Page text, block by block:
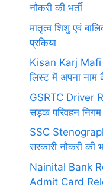
नौकरी की भर्ती
मातृत्व शिशु एवं
प्रकिया
Kisan Karj Mafi
लिस्ट में अपना
GSRTC Driver
सड़क परिवहन
SSC
सरकारी नौकरी की
Nainital Bank
Admit Card